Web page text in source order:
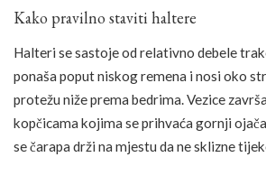
Kako pravilno staviti haltere
Halteri se sastoje od relativno debele
ponaša poput niskog remena i nosi oko
protežu niže prema bedrima. Vezice
kopčicama kojima se prihvaća gornji
se čarapa drži na mjestu da ne sklizne